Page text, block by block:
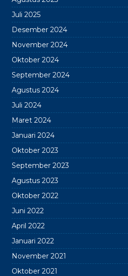
Juli 2025
Desember 2024
November 2024
Oktober 2024
September 2024
Agustus 2024
Juli 2024
Maret 2024
Januari 2024
Oktober 2023
September 2023
Agustus 2023
Oktober 2022
Juni 2022
April 2022
Januari 2022
November 2021
Oktober 2021